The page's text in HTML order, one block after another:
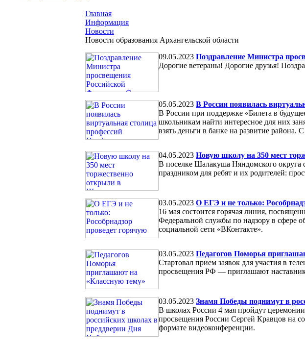
Главная
Информация
Новости
Новости образования Архангельской области
09.05.2023 Поздравление Министра
Дорогие ветераны! Дорогие друзья!
05.05.2023 В России появилась
В России при поддержке «Билета в
школьникам найти интересное для них
взять деньги в банке на развитие района.
04.05.2023 Новую школу на 350 мест
В поселке Шалакуша Няндомского округа
праздником для ребят и их родителей:
03.05.2023 О ЕГЭ и не только:
16 мая состоится горячая линия,
Федеральной службы по надзору в сфере
социальной сети «ВКонтакте».
03.05.2023 Педагогов Поморья
Стартовал прием заявок для участия в
просвещения РФ — приглашают
03.05.2023 Знамя Победы поднимут в
В школах России 4 мая пройдут
просвещения России Сергей Кравцов на
формате видеоконференции.